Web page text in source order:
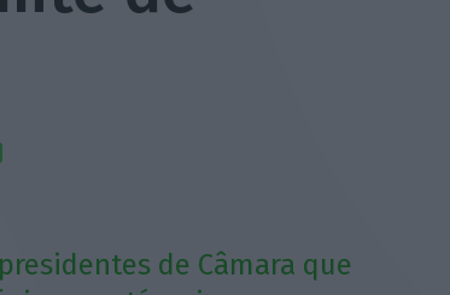
de Câmara que